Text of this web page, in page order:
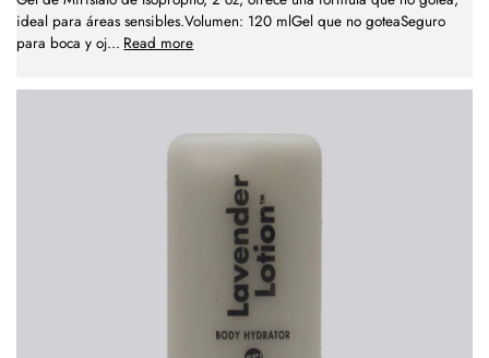
ideal para áreas sensibles.Volumen: 120 mlGel que no goteaSeguro
para boca y oj... Read more